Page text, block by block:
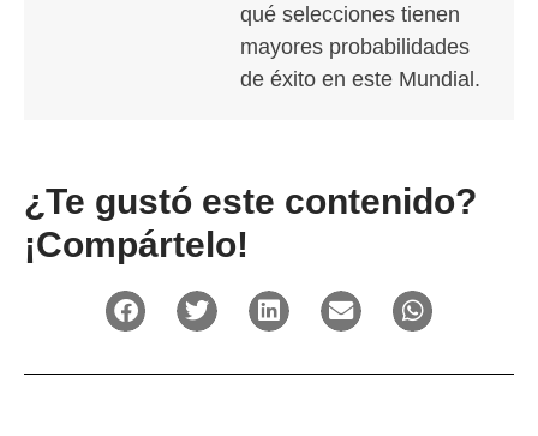
qué selecciones tienen
mayores probabilidades
de éxito en este Mundial.
¿Te gustó este contenido?
¡Compártelo!